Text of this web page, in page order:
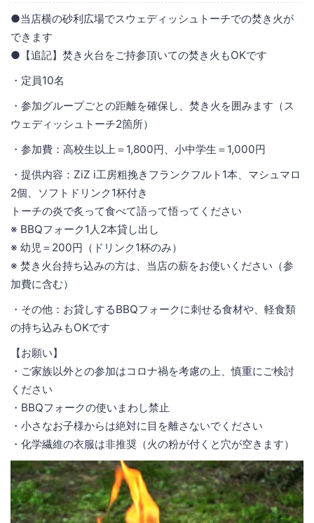
●当店横の砂利広場でスウェディッシュトーチでの焚き火が
できます
●【追記】焚き火台をご持参頂いての焚き火もOKです
・定員10名
・参加グループごとの距離を確保し、焚き火を囲みます（ス
ウェディッシュトーチ2箇所）
・参加費：高校生以上＝1,800円、小中学生＝1,000円
・提供内容：ZiZ i工房粗挽きフランクフルト1本、マシュマロ
2個、ソフトドリンク1杯付き
トーチの炎で炙って食べて語って悟ってください
※ BBQフォーク1人2本貸し出し
※ 幼児＝200円（ドリンク1杯のみ）
※ 焚き火台持ち込みの方は、当店の薪をお使いください（参
加費に含む）
・その他：お貸しするBBQフォークに刺せる食材や、軽食類
の持ち込みもOKです
【お願い】
・ご家族以外との参加はコロナ禍を考慮の上、慎重にご検討
ください
・BBQフォークの使いまわし禁止
・小さなお子様からは絶対に目を離さないでください
・化学繊維の衣服は非推奨（火の粉が付くと穴が空きます）